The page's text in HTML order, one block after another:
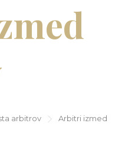
arbitrov
Arbitri izmed